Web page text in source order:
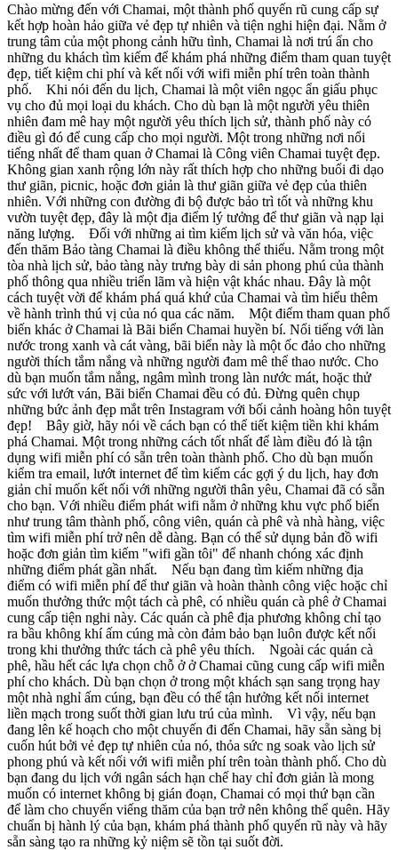
Chào mừng đến với Chamai, một thành phố quyến rũ cung cấp sự
kết hợp hoàn hảo giữa vẻ đẹp tự nhiên và tiện nghi hiện đại. Nằm ở
trung tâm của một phong cảnh hữu tình, Chamai là nơi trú ẩn cho
những du khách tìm kiếm để khám phá những điểm tham quan tuyệt
đẹp, tiết kiệm chi phí và kết nối với wifi miễn phí trên toàn thành
phố. Khi nói đến du lịch, Chamai là một viên ngọc ẩn giấu phục
vụ cho đủ mọi loại du khách. Cho dù bạn là một người yêu thiên
nhiên đam mê hay một người yêu thích lịch sử, thành phố này có
điều gì đó để cung cấp cho mọi người. Một trong những nơi nổi
tiếng nhất để tham quan ở Chamai là Công viên Chamai tuyệt đẹp.
Không gian xanh rộng lớn này rất thích hợp cho những buổi đi dạo
thư giãn, picnic, hoặc đơn giản là thư giãn giữa vẻ đẹp của thiên
nhiên. Với những con đường đi bộ được bảo trì tốt và những khu
vườn tuyệt đẹp, đây là một địa điểm lý tưởng để thư giãn và nạp lại
năng lượng. Đối với những ai tìm kiếm lịch sử và văn hóa, việc
đến thăm Bảo tàng Chamai là điều không thể thiếu. Nằm trong một
tòa nhà lịch sử, bảo tàng này trưng bày di sản phong phú của thành
phố thông qua nhiều triển lãm và hiện vật khác nhau. Đây là một
cách tuyệt vời để khám phá quá khứ của Chamai và tìm hiểu thêm
về hành trình thú vị của nó qua các năm. Một điểm tham quan phổ
biến khác ở Chamai là Bãi biển Chamai huyền bí. Nổi tiếng với làn
nước trong xanh và cát vàng, bãi biển này là một ốc đảo cho những
người thích tắm nắng và những người đam mê thể thao nước. Cho
dù bạn muốn tắm nắng, ngâm mình trong làn nước mát, hoặc thử
sức với lướt ván, Bãi biển Chamai đều có đủ. Đừng quên chụp
những bức ảnh đẹp mắt trên Instagram với bối cảnh hoàng hôn tuyệt
đẹp! Bây giờ, hãy nói về cách bạn có thể tiết kiệm tiền khi khám
phá Chamai. Một trong những cách tốt nhất để làm điều đó là tận
dụng wifi miễn phí có sẵn trên toàn thành phố. Cho dù bạn muốn
kiểm tra email, lướt internet để tìm kiếm các gợi ý du lịch, hay đơn
giản chỉ muốn kết nối với những người thân yêu, Chamai đã có sẵn
cho bạn. Với nhiều điểm phát wifi nằm ở những khu vực phổ biến
như trung tâm thành phố, công viên, quán cà phê và nhà hàng, việc
tìm wifi miễn phí trở nên dễ dàng. Bạn có thể sử dụng bản đồ wifi
hoặc đơn giản tìm kiếm "wifi gần tôi" để nhanh chóng xác định
những điểm phát gần nhất. Nếu bạn đang tìm kiếm những địa
điểm có wifi miễn phí để thư giãn và hoàn thành công việc hoặc chỉ
muốn thưởng thức một tách cà phê, có nhiều quán cà phê ở Chamai
cung cấp tiện nghi này. Các quán cà phê địa phương không chỉ tạo
ra bầu không khí ấm cúng mà còn đảm bảo bạn luôn được kết nối
trong khi thưởng thức tách cà phê yêu thích. Ngoài các quán cà
phê, hầu hết các lựa chọn chỗ ở ở Chamai cũng cung cấp wifi miễn
phí cho khách. Dù bạn chọn ở trong một khách sạn sang trọng hay
một nhà nghỉ ấm cúng, bạn đều có thể tận hưởng kết nối internet
liền mạch trong suốt thời gian lưu trú của mình. Vì vậy, nếu bạn
đang lên kế hoạch cho một chuyến đi đến Chamai, hãy sẵn sàng bị
cuốn hút bởi vẻ đẹp tự nhiên của nó, thỏa sức ng soak vào lịch sử
phong phú và kết nối với wifi miễn phí trên toàn thành phố. Cho dù
bạn đang du lịch với ngân sách hạn chế hay chỉ đơn giản là mong
muốn có internet không bị gián đoạn, Chamai có mọi thứ bạn cần
để làm cho chuyến viếng thăm của bạn trở nên không thể quên. Hãy
chuẩn bị hành lý của bạn, khám phá thành phố quyến rũ này và hãy
sẵn sàng tạo ra những kỷ niệm sẽ tồn tại suốt đời.